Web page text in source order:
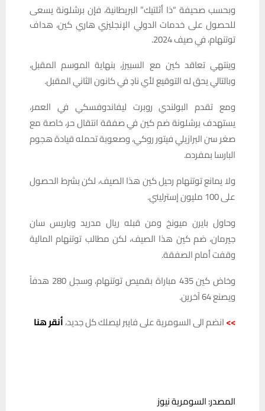
وبحسب صحيفة “ذا أثلتيك” البريطانية، فإن برشلونة يسعى
للحصول على خدمات الدولي الإنجليزي هاري كين، هداف
توتنهام، في صيف 2024.
وينتهي تعاقد كين مع السبيرز، بنهاية الموسم المقبل،
وبالتالي يحق له التوقيع لأي نادٍ في كانون الثاني المقبل.
ومع تقدم البولندي روبرت ليفاندوفسكي في العمر،
يستهدف برشلونة ضم كين في صفقة انتقال حر، خاصة مع
صغر سن البرازيلي فيتور روكي، وصعوبة تحمله قيادة هجوم
البارسا بمفرده.
ولا يمانع توتنهام رحيل كين هذا الصيف، لكن بشرط الحصول
على 100 مليون إسترليني.
وحاول بايرن ميونخ ومن قبله ريال مدريد وباريس سان
جيرمان، ضم كين هذا الصيف، لكن مطالب توتنهام المالية
وقفت أمام الصفقة.
وخاض كين 435 مباراة بقميص توتنهام، وسجل 280 هدفاً
ويصنع 64 آخرين.
>>انضم الى السومرية على فايبر ليصلك كل جديد،أنقر هنا
المصدر: السومرية نيوز